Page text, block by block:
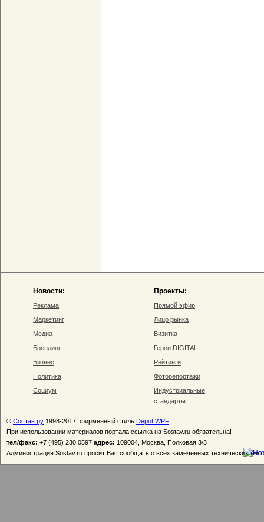
Новости:
Реклама
Маркетинг
Медиа
Брендинг
Бизнес
Политика
Социум
Проекты:
Прямой эфир
Лицо рынка
Визитка
Герои DIGITAL
Рейтинги
Фоторепортажи
Индустриальные
стандарты
© Состав.ру 1998-2017, фирменный стиль Depot WPF
При использовании материалов портала ссылка на Sostav.ru обязательна!
тел/факс: +7 (495) 230 0597 адрес: 109004, Москва, Полковая 3/3
Администрация Sostav.ru просит Вас сообщать о всех замеченных технических